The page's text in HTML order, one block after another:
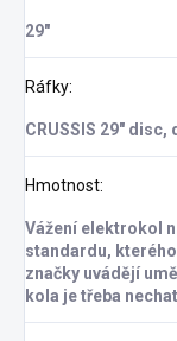
29"
Ráfky:
CRUSSIS 29"
Hmotnost:
Vážení elektrokol
standardu,
značky uvádějí
kola je třeba